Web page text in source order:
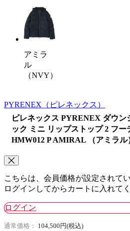
アミラ
ル
（NVY）
PYRENEX （ピレネックス）
ピレネックス PYRENEX ダウン
ック ミニ リップストップ 2 フー
HMW012 P AMIRAL （アミラル
こちらは、会員価格が設定されてい
ログインしてからカートに入れてく
ログイン
通常価格： 104,500円(税込)